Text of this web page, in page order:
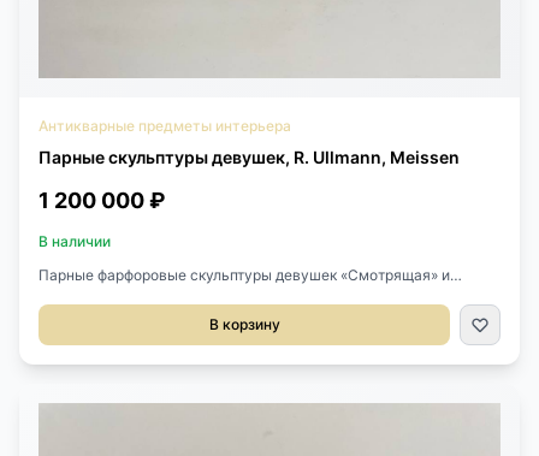
Антикварные предметы интерьера
Парные скульптуры девушек, R. Ullmann, Meissen
1 200 000 ₽
В наличии
Парные фарфоровые скульптуры девушек «Смотрящая» и
легендарной мануфактуры Meissen, Германия. Работы 1939-
1940 года. В тесте скрещенные мечи, Weiss, номер мод. Q 238-
239. Robert Ullmann Размер 37х24х32h см. Цена за пару.
В корзину